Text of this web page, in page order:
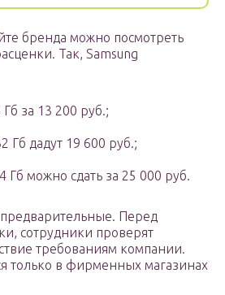
бренда можно посмотреть
Так, Samsung
за 13 200 руб.;
Гб дадут 19 600 руб.;
Гб можно сдать за 25 000 руб.
Перед
сотрудники проверят
требованиям компании.
только в фирменных магазинах